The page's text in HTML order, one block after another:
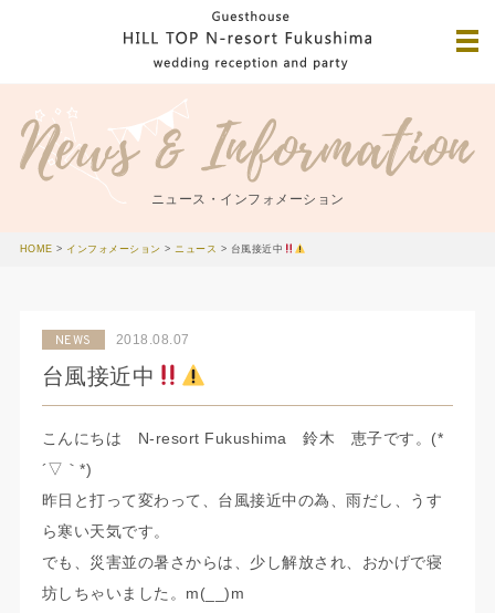
ニュース・インフォメーション
HOME > インフォメーション >ニュース > 台風接近中
NEWS 2018.08.07
台風接近中
こんにちは N-resort Fukushima 鈴木 恵子です。(*
´▽｀*)
昨日と打って変わって、台風接近中の為、雨だし、うす
ら寒い天気です。
でも、災害並の暑さからは、少し解放され、おかげで寝
坊しちゃいました。m(__)m